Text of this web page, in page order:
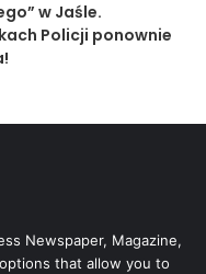
w Jaśle.
Policji ponownie
Newspaper, Magazine,
that allow you to